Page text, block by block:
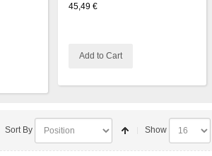
45,49 €
Add to Cart
Sort By Show